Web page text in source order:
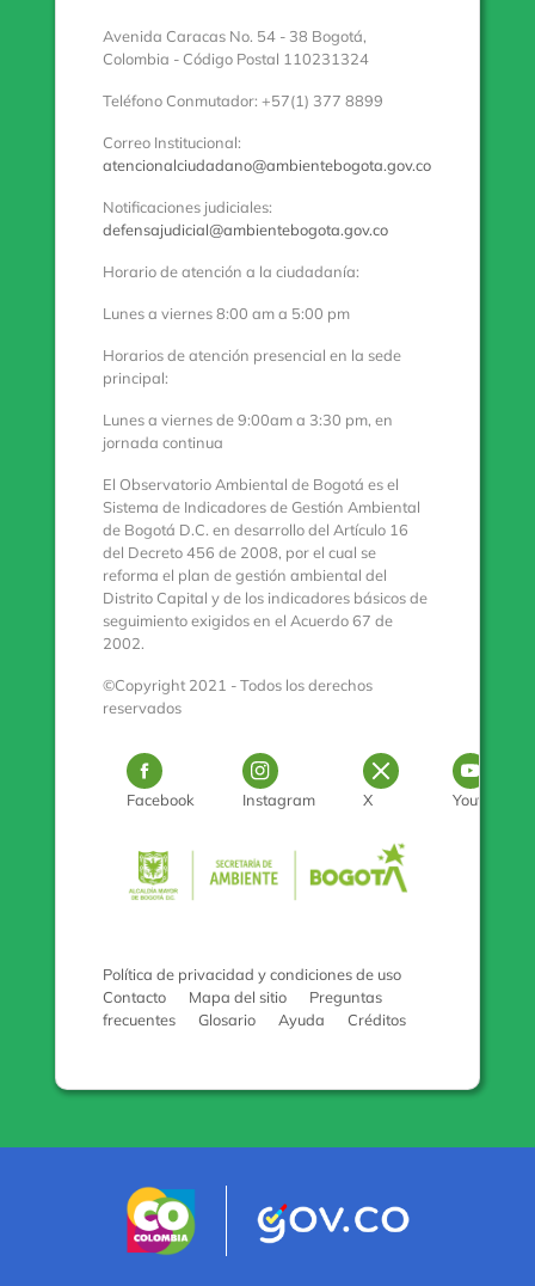
Avenida Caracas No. 54 - 38 Bogotá,
Colombia - Código Postal 110231324
Teléfono Conmutador: +57(1) 377 8899
Correo Institucional:
atencionalciudadano@ambientebogota.gov.co
Notificaciones judiciales:
defensajudicial@ambientebogota.gov.co
Horario de atención a la ciudadanía:
Lunes a viernes 8:00 am a 5:00 pm
Horarios de atención presencial en la sede
principal:
Lunes a viernes de 9:00am a 3:30 pm, en
jornada continua
El Observatorio Ambiental de Bogotá es el
Sistema de Indicadores de Gestión Ambiental
de Bogotá D.C. en desarrollo del Artículo 16
del Decreto 456 de 2008, por el cual se
reforma el plan de gestión ambiental del
Distrito Capital y de los indicadores básicos de
seguimiento exigidos en el Acuerdo 67 de
2002.
©Copyright 2021 - Todos los derechos
reservados
Facebook Logo Facebook
InstagramLogo Instagram
XLogo TwitterYoutube
Política de privacidad y condiciones de uso
Contacto
Mapa del sitio
Preguntas
frecuentes
Glosario Ayuda Créditos
Logo marca Colombia